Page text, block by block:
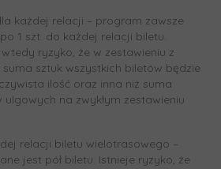
każdej relacji – program zawsze
1 szt. do każdej relacji biletu.
ryzyko, że w zestawieniu z
suma sztuk wszystkich biletów będzie
ilość oraz inna niż suma
na zwykłym zestawieniu
relacji biletu wielotrasowego –
jest pół biletu. Istnieje ryzyko, że